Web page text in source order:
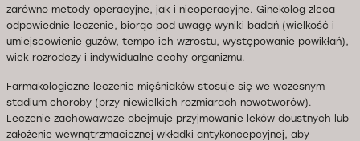
zarówno metody operacyjne, jak i nieoperacyjne. Ginekolog zleca
odpowiednie leczenie, biorąc pod uwagę wyniki badań (wielkość i
umiejscowienie guzów, tempo ich wzrostu, występowanie powikłań),
wiek rozrodczy i indywidualne cechy organizmu.
Farmakologiczne leczenie mięśniaków stosuje się we wczesnym
stadium choroby (przy niewielkich rozmiarach nowotworów).
Leczenie zachowawcze obejmuje przyjmowanie leków doustnych lub
założenie wewnątrzmacicznej wkładki antykoncepcyjnej, aby